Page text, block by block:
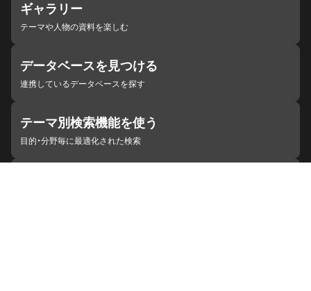
ギャラリー
テーマや人物の資料を楽しむ
データベースを見つける
連携しているデータベースを探す
テーマ別検索機能を使う
目的・分野毎に最適化された検索